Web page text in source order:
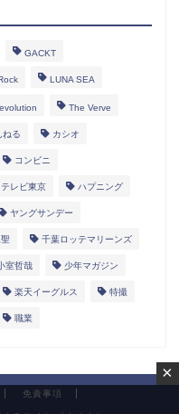
GACKT
LUNA SEA
The Verve
ねる カシオ
コンビニ
テレビ東京 ハプニング
ヤングサンデー
千葉ロッテマリーンズ
室哲哉 少年マガジン
楽天イーグルス 特撮
職業
免責事項
×